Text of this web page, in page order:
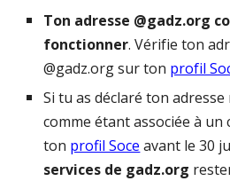
Ton adresse @gadz.org
fonctionner. Vérifie ton
@gadz.orgsur ton profil
Si tu as déclaré ton
comme étant associée à
ton profil Soce avant le 30
services de gadz.org